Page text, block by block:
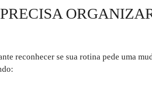
reconhecer se sua rotina pede uma